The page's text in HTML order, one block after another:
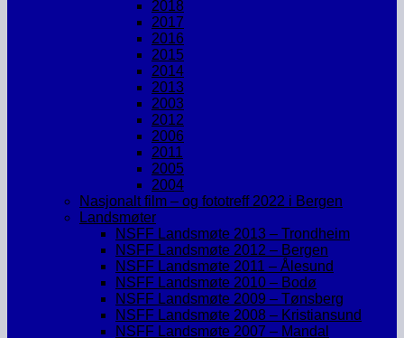
2018
2017
2016
2015
2014
2013
2003
2012
2006
2011
2005
2004
Nasjonalt film – og fototreff 2022 i Bergen
Landsmøter
NSFF Landsmøte 2013 – Trondheim
NSFF Landsmøte 2012 – Bergen
NSFF Landsmøte 2011 – Ålesund
NSFF Landsmøte 2010 – Bodø
NSFF Landsmøte 2009 – Tønsberg
NSFF Landsmøte 2008 – Kristiansund
NSFF Landsmøte 2007 – Mandal